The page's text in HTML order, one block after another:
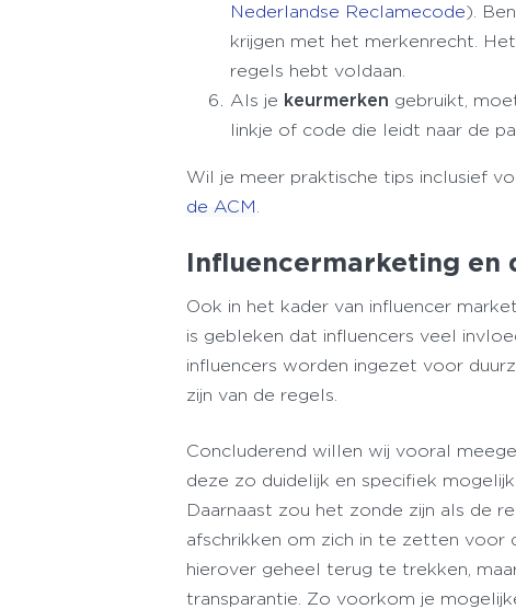
Nederlandse Reclamecode).
krijgen met het merkenrecht.
regels hebt voldaan.
Als je keurmerken gebruikt,
linkje of code die leidt naar de
Wil je meer praktische tips inclusief
de ACM.
Influencermarketing en
Ook in het kader van influencer
is gebleken dat influencers veel
influencers worden ingezet voor
zijn van de regels.
Concluderend willen wij vooral
deze zo duidelijk en specifiek
Daarnaast zou het zonde zijn als de
afschrikken om zich in te zetten voor
hierover geheel terug te trekken,
transparantie. Zo voorkom je